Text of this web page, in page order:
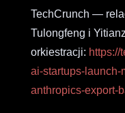
TechCrunch —
Tulongfeng i
orkiestracji: https://
ai-startups-launch-
anthropics-export-